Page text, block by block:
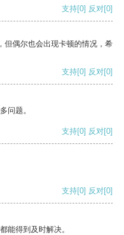
支持[0] 反对[0]
但偶尔也会出现卡顿的情况，希
支持[0] 反对[0]
问题。
支持[0] 反对[0]
支持[0] 反对[0]
能得到及时解决。